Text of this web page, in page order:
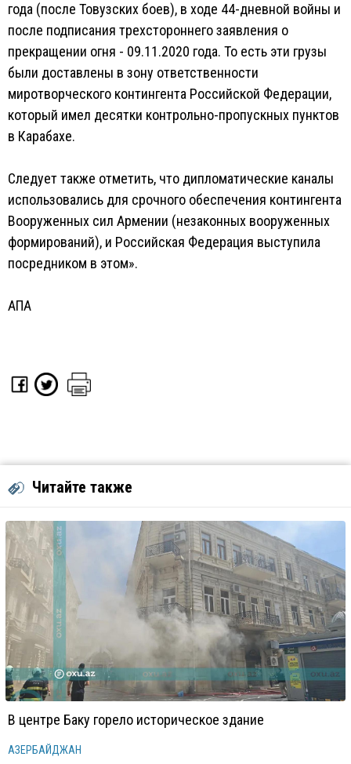
года (после Товузских боев), в ходе 44-дневной войны и
после подписания трехстороннего заявления о
прекращении огня - 09.11.2020 года. То есть эти грузы
были доставлены в зону ответственности
миротворческого контингента Российской Федерации,
который имел десятки контрольно-пропускных пунктов
в Карабахе.
Следует также отметить, что дипломатические каналы
использовались для срочного обеспечения контингента
Вооруженных сил Армении (незаконных вооруженных
формирований), и Российская Федерация выступила
посредником в этом».
АПА
Читайте также
В центре Баку горело историческое здание
АЗЕРБАЙДЖАН